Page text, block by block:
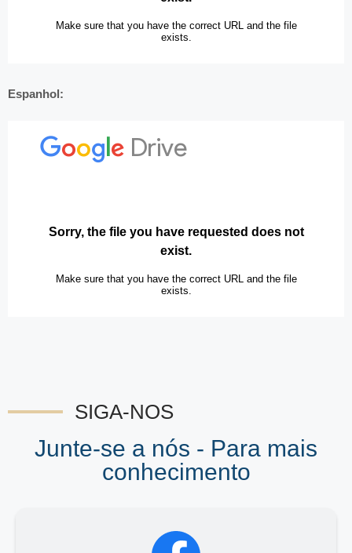
Espanhol:
SIGA-NOS
Junte-se a nós - Para mais
conhecimento